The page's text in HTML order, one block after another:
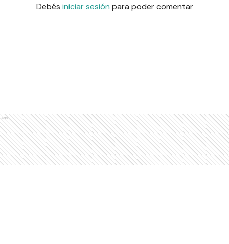
Debés iniciar sesión para poder comentar
Ads